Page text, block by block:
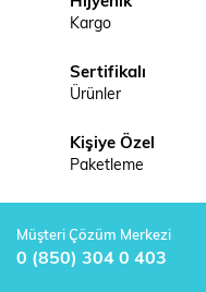
Kargo
Sertifikalı
Ürünler
Kişiye Özel
Paketleme
Müşteri Çözüm Merkezi
0 (850) 304 0 403